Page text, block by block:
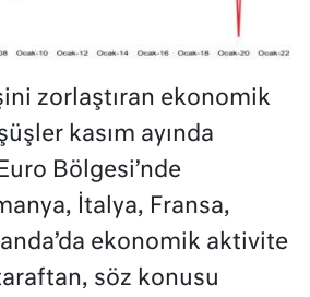
zorlaştıran ekonomik
kasım ayında
Bölgesi’nde
İtalya, Fransa,
ekonomik aktivite
söz konusu